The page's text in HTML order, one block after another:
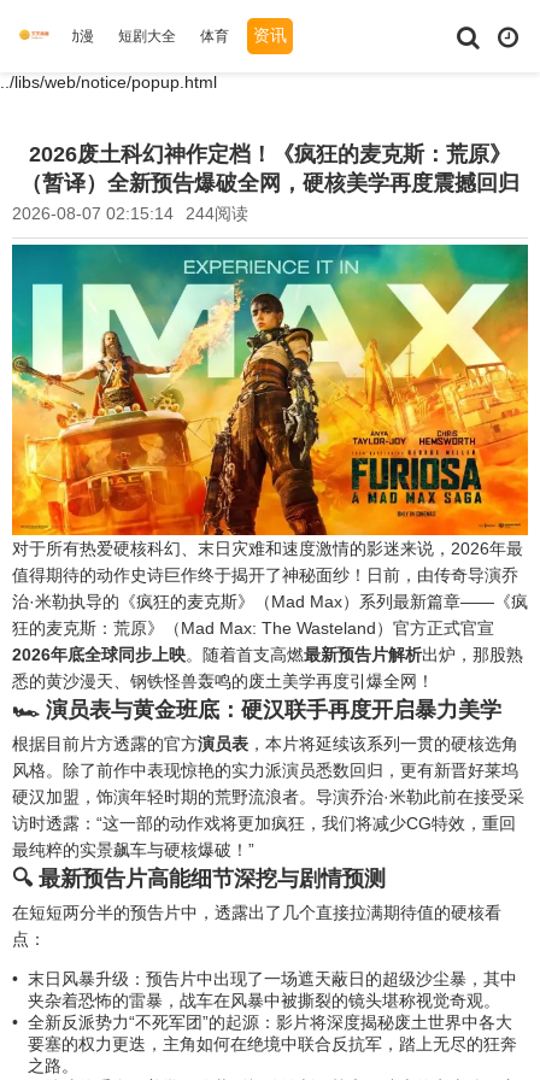
综艺 动漫 短剧大全 体育 资讯
../libs/web/notice/popup.html
2026废土科幻神作定档！《疯狂的麦克斯：荒原》
（暂译）全新预告爆破全网，硬核美学再度震撼回归
2026-08-07 02:15:14 244阅读
对于所有热爱硬核科幻、末日灾难和速度激情的影迷来说，2026年最
值得期待的动作史诗巨作终于揭开了神秘面纱！日前，由传奇导演乔
治·米勒执导的《疯狂的麦克斯》（Mad Max）系列最新篇章——《疯
狂的麦克斯：荒原》（Mad Max: The Wasteland）官方正式官宣
2026年底全球同步上映。随着首支高燃最新预告片解析出炉，那股熟
悉的黄沙漫天、钢铁怪兽轰鸣的废土美学再度引爆全网！
🏎️ 演员表与黄金班底：硬汉联手再度开启暴力美学
根据目前片方透露的官方演员表 ，本片将延续该系列一贯的硬核选角
风格。除了前作中表现惊艳的实力派演员悉数回归，更有新晋好莱坞
硬汉加盟，饰演年轻时期的荒野流浪者。导演乔治·米勒此前在接受采
访时透露：“这一部的动作戏将更加疯狂，我们将减少CG特效，重回
最纯粹的实景飙车与硬核爆破！”
🔍 最新预告片高能细节深挖与剧情预测
在短短两分半的预告片中，透露出了几个直接拉满期待值的硬核看
点：
末日风暴升级：预告片中出现了一场遮天蔽日的超级沙尘暴，其中
夹杂着恐怖的雷暴，战车在风暴中被撕裂的镜头堪称视觉奇观。
全新反派势力“不死军团”的起源：影片将深度揭秘废土世界中各大
要塞的权力更迭，主角如何在绝境中联合反抗军，踏上无尽的狂奔
之路。